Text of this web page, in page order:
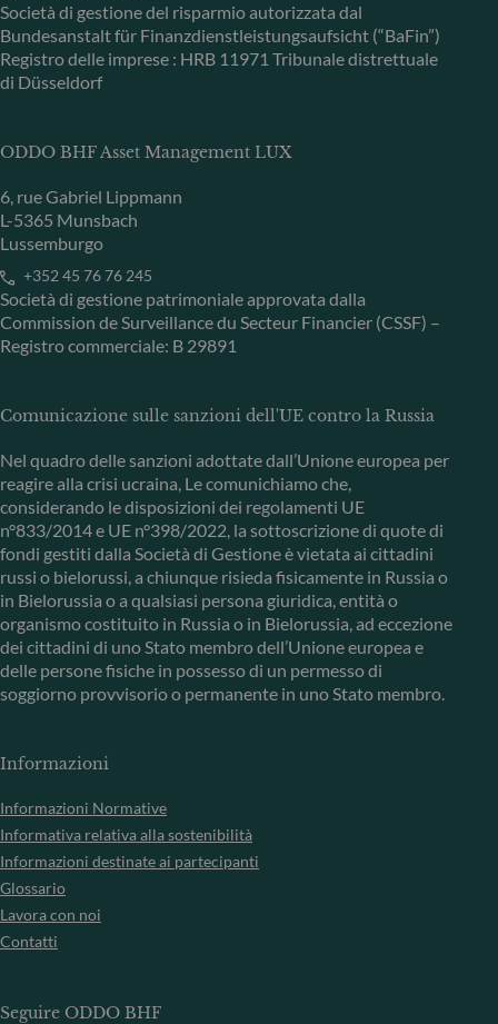
Società di gestione del risparmio autorizzata dal
Bundesanstalt für Finanzdienstleistungsaufsicht (“BaFin”)
Registro delle imprese : HRB 11971 Tribunale distrettuale
di Düsseldorf
ODDO BHF Asset Management LUX
6, rue Gabriel Lippmann
L-5365 Munsbach
Lussemburgo
+352 45 76 76 245
Società di gestione patrimoniale approvata dalla
Commission de Surveillance du Secteur Financier (CSSF) –
Registro commerciale: B 29891
Comunicazione sulle sanzioni dell'UE contro la Russia
Nel quadro delle sanzioni adottate dall’Unione europea per
reagire alla crisi ucraina, Le comunichiamo che,
considerando le disposizioni dei regolamenti UE
n°833/2014 e UE n°398/2022, la sottoscrizione di quote di
fondi gestiti dalla Società di Gestione è vietata ai cittadini
russi o bielorussi, a chiunque risieda fisicamente in Russia o
in Bielorussia o a qualsiasi persona giuridica, entità o
organismo costituito in Russia o in Bielorussia, ad eccezione
dei cittadini di uno Stato membro dell’Unione europea e
delle persone fisiche in possesso di un permesso di
soggiorno provvisorio o permanente in uno Stato membro.
Informazioni
Informazioni Normative
Informativa relativa alla sostenibilità
Informazioni destinate ai partecipanti
Glossario
Lavora con noi
Contatti
Seguire ODDO BHF